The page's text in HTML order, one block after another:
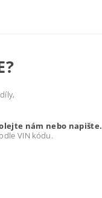
nám nebo napište.
VIN kódu.